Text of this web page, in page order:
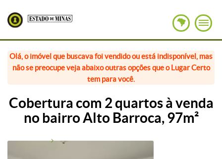
Olá, o imóvel que buscava foi vendido ou está indisponível, mas
não se preocupe veja abaixo outras opções que o Lugar Certo
tem para você.
Cobertura com 2 quartos à venda
no bairro Alto Barroca, 97m²